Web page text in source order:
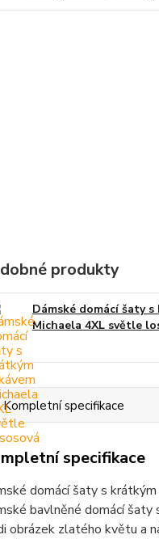
produkty
Dámské domácí šaty
Michaela 4XL světle
Kompletní specifikace
specifikace
domácí šaty s
bavlněné domácí
obrázek zlatého květu a